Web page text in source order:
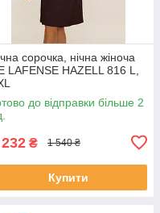
сорочка, нічна жіноча
LAFENSE HAZELL 816 L,
до відправки більше 2
₴ 1 540 ₴
Купити